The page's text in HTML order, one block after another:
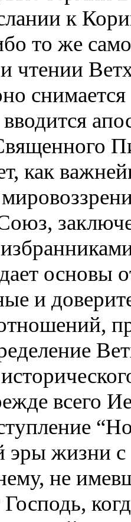
к
то же
чтении
как
основы
и
всего
эры жизни
не
Господь,